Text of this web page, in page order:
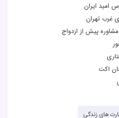
امید ایران
غرب تهران
پیش از ازدواج
اکت
های زندگی